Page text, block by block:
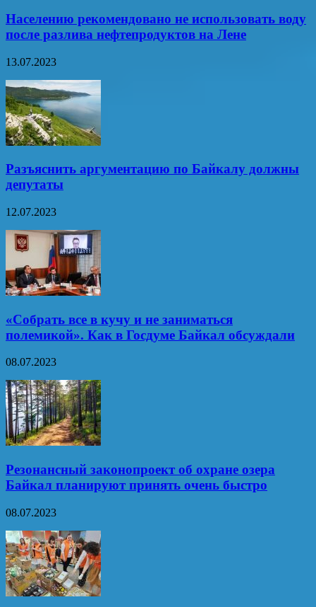
Населению рекомендовано не использовать воду
после разлива нефтепродуктов на Лене
13.07.2023
Разъяснить аргументацию по Байкалу должны
депутаты
12.07.2023
«Собрать все в кучу и не заниматься
полемикой». Как в Госдуме Байкал обсуждали
08.07.2023
Резонансный законопроект об охране озера
Байкал планируют принять очень быстро
08.07.2023